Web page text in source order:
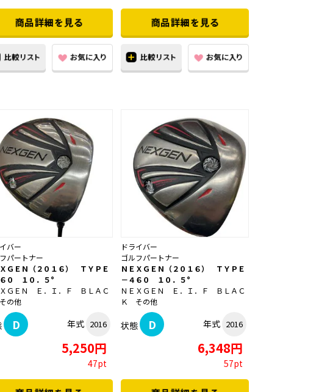
バー
パートナー
ＧＥＮ（２０１６） ＴＹＰＥ
０ １０．５°
ＧＥＮ Ｅ．Ｉ．Ｆ ＢＬＡＣ
の他
D 年式 2016
5,250円
47pt
ドライバー
ゴルフパートナー
ＮＥＸＧＥＮ（２０１６） ＴＹＰＥ
－４６０ １０．５°
ＮＥＸＧＥＮ Ｅ．Ｉ．Ｆ ＢＬＡＣ
Ｋ その他
状態 D 年式 2016
6,348円
57pt